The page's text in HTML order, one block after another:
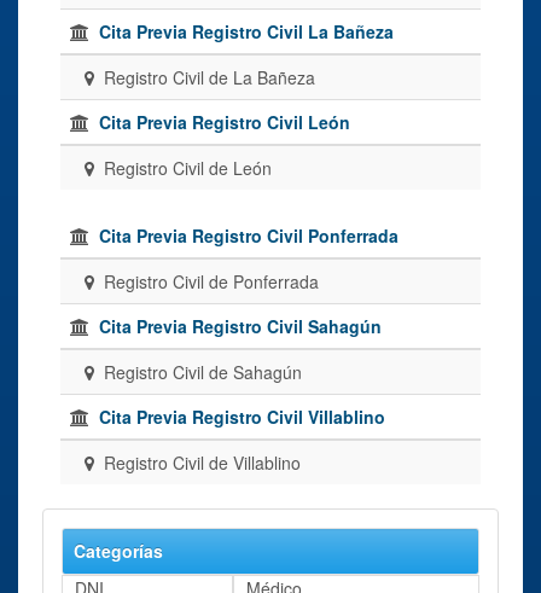
Cita Previa Registro Civil La Bañeza
Registro Civil de La Bañeza
Cita Previa Registro Civil León
Registro Civil de León
Cita Previa Registro Civil Ponferrada
Registro Civil de Ponferrada
Cita Previa Registro Civil Sahagún
Registro Civil de Sahagún
Cita Previa Registro Civil Villablino
Registro Civil de Villablino
Categorías
DNI
Médico